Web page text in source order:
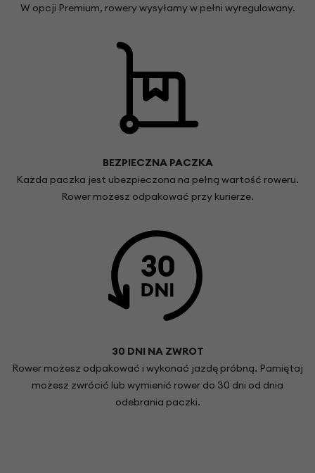
W opcji Premium, rowery wysyłamy w pełni wyregulowany.
BEZPIECZNA PACZKA
Każda paczka jest ubezpieczona na pełną wartość roweru.
Rower możesz odpakować przy kurierze.
30 DNI NA ZWROT
Rower możesz odpakować i wykonać jazdę próbną. Pamiętaj
możesz zwrócić lub wymienić rower do 30 dni od dnia
odebrania paczki.